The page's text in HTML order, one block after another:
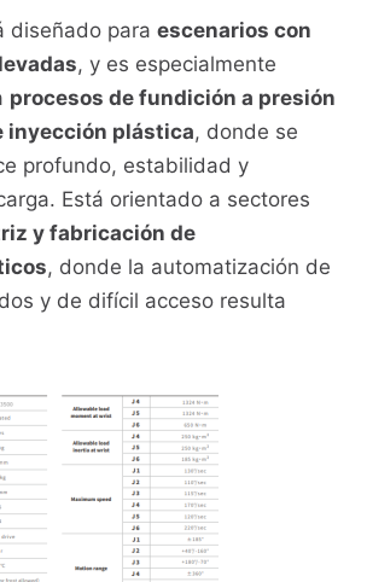
diseñado para escenarios con
, y es especialmente
procesos de fundición a presión
inyección plástica, donde se
profundo, estabilidad y
Está orientado a sectores
y fabricación de
, donde la automatización de
y de difícil acceso resulta